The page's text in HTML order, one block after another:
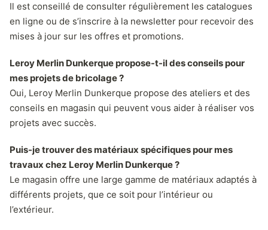
Il est conseillé de consulter régulièrement les catalogues
en ligne ou de s’inscrire à la newsletter pour recevoir des
mises à jour sur les offres et promotions.
Leroy Merlin Dunkerque propose-t-il des conseils pour
mes projets de bricolage ?
Oui, Leroy Merlin Dunkerque propose des ateliers et des
conseils en magasin qui peuvent vous aider à réaliser vos
projets avec succès.
Puis-je trouver des matériaux spécifiques pour mes
travaux chez Leroy Merlin Dunkerque ?
Le magasin offre une large gamme de matériaux adaptés à
différents projets, que ce soit pour l’intérieur ou
l’extérieur.